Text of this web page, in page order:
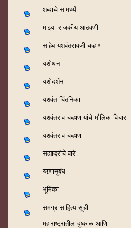
शब्दाचे सामर्थ्य
माझ्या राजकीय आठवणी
साहेब यशवंतरावजी चव्हाण
यशोधन
यशोदर्शन
यशवंत चिंतनिका
यशवंतराव चव्हाण यांचे मौलिक विचार
यशवंतराव चव्हाण
सह्याद्रीचे वारे
ऋणानुबंध
भूमिका
समग्र साहित्य सूची
महाराष्ट्रातील दुष्काळ आणि